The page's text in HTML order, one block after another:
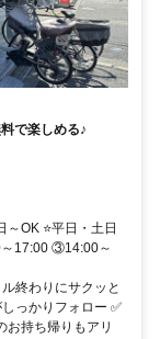
で楽しめる♪
OK ⭐平日・土日
17:00 ③14:00～
終わりにサクッと
っかりフォロー ✅
お持ち帰りもアリ